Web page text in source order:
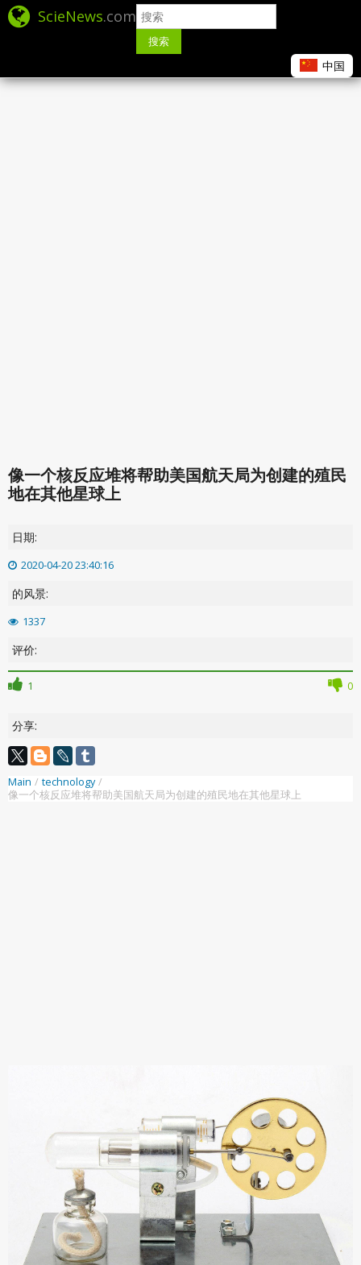
ScieNews.com
搜索
中国
像一个核反应堆将帮助美国航天局为创建的殖民
地在其他星球上
日期:
2020-04-20 23:40:16
的风景:
1337
评价:
1 0
分享:
Main / technology /
像一个核反应堆将帮助美国航天局为创建的殖民地在其他星球上